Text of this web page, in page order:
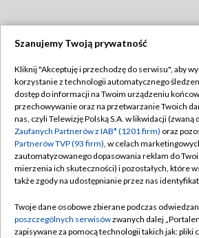
TVP
Abonament TVP
Emisja w TVP
Centrum informacji TVP
Naziemna Telewizja Cyfrowa
Rada Programowa
Regulamin TVP
Polityka
Moje zgody
Pomoc
Kontakt
Szanujemy Twoją prywatność
Kliknij "Akceptuję i przechodzę do serwisu", aby
korzystanie z technologii automatycznego
dostęp do informacji na Twoim urządzeniu
przechowywanie oraz na przetwarzanie Twoich
nas, czyli Telewizję Polską S.A. w likwidacji (zwaną
Zaufanych Partnerów z IAB* (1201 firm) oraz
Partnerów TVP (93 firm), w celach
zautomatyzowanego dopasowania reklam do
mierzenia ich skuteczności) i pozostałych, które
także zgody na udostępnianie przez nas
Twoje dane osobowe zbierane podczas
poszczególnych serwisówzwanych dalej
zapisywane za pomocą technologii takich jak: pliki